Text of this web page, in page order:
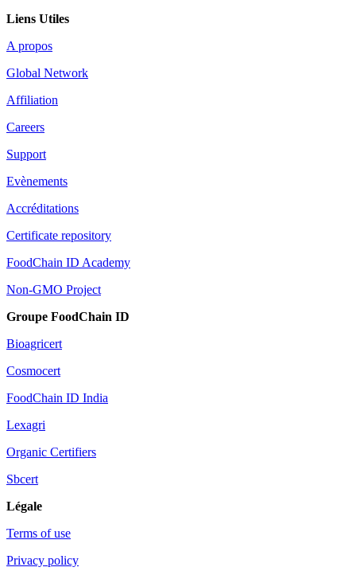
Liens Utiles
A propos
Global Network
Affiliation
Careers
Support
Evènements
Accréditations
Certificate repository
FoodChain ID Academy
Non-GMO Project
Groupe FoodChain ID
Bioagricert
Cosmocert
FoodChain ID India
Lexagri
Organic Certifiers
Sbcert
Légale
Terms of use
Privacy policy